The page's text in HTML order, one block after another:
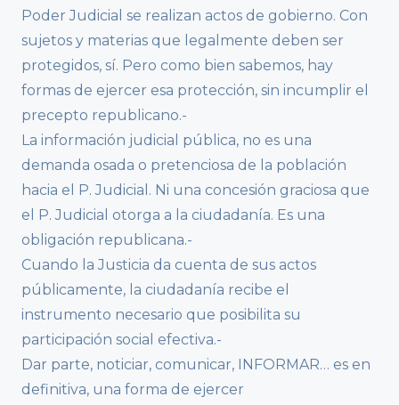
Poder Judicial se realizan actos de gobierno. Con
sujetos y materias que legalmente deben ser
protegidos, sí. Pero como bien sabemos, hay
formas de ejercer esa protección, sin incumplir el
precepto republicano.-
La información judicial pública, no es una
demanda osada o pretenciosa de la población
hacia el P. Judicial. Ni una concesión graciosa que
el P. Judicial otorga a la ciudadanía. Es una
obligación republicana.-
Cuando la Justicia da cuenta de sus actos
públicamente, la ciudadanía recibe el
instrumento necesario que posibilita su
participación social efectiva.-
Dar parte, noticiar, comunicar, INFORMAR… es en
definitiva, una forma de ejercer